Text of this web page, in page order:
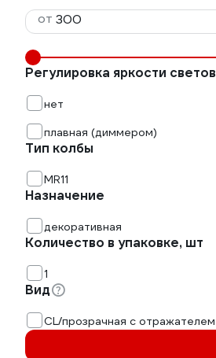
от
Регулировка яркости
нет
плавная (диммером)
Тип колбы
MR11
Назначение
декоративная
Количество в упаковке, шт
1
Вид
CL/прозрачная с отражателем